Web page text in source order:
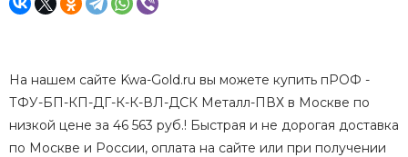
На нашем сайте Kwa-Gold.ru вы можете купить пРОФ -
ТФУ-БП-КП-ДГ-К-К-ВЛ-ДСК Металл-ПВХ в Москве по
низкой цене за 46 563 руб.! Быстрая и не дорогая доставка
по Москве и России, оплата на сайте или при получении